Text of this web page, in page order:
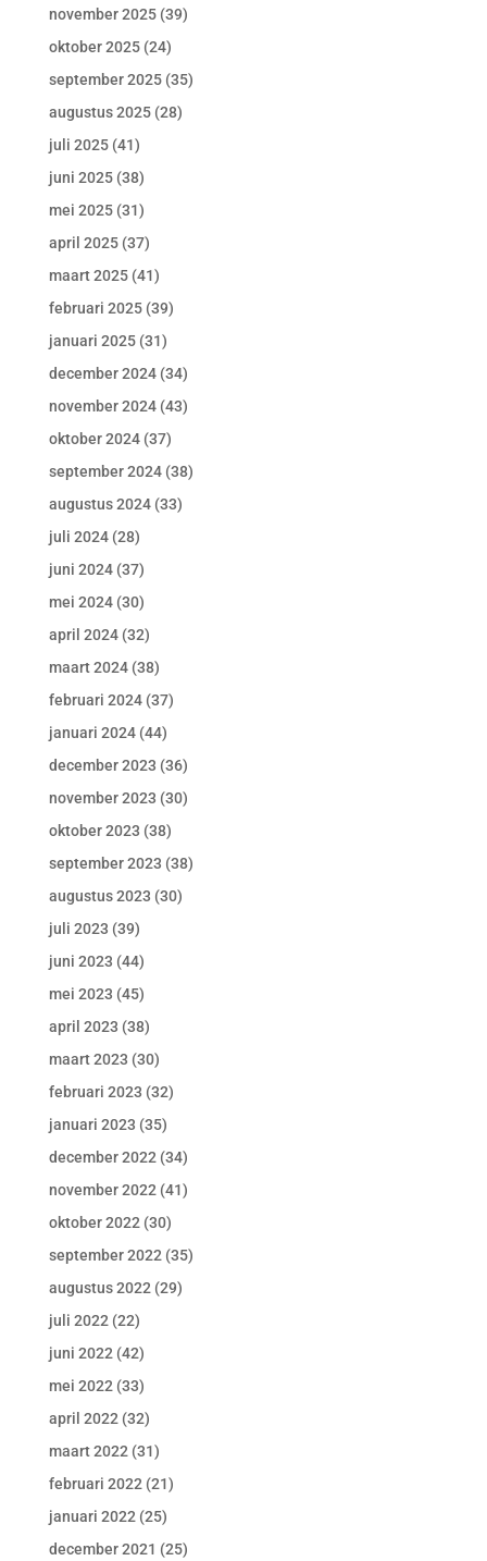
november 2025(39)
oktober 2025(24)
september 2025(35)
augustus 2025(28)
juli 2025(41)
juni 2025(38)
mei 2025(31)
april 2025(37)
maart 2025(41)
februari 2025(39)
januari 2025(31)
december 2024(34)
november 2024(43)
oktober 2024(37)
september 2024(38)
augustus 2024(33)
juli 2024(28)
juni 2024(37)
mei 2024(30)
april 2024(32)
maart 2024(38)
februari 2024(37)
januari 2024(44)
december 2023 (36)
november 2023 (30)
oktober 2023 (38)
september 2023 (38)
augustus 2023 (30)
juli 2023 (39)
juni 2023 (44)
mei 2023 (45)
april 2023 (38)
maart 2023 (30)
februari 2023 (32)
januari 2023 (35)
december 2022 (34)
november 2022 (41)
oktober 2022 (30)
september 2022 (35)
augustus 2022 (29)
juli 2022 (22)
juni 2022 (42)
mei 2022 (33)
april 2022 (32)
maart 2022 (31)
februari 2022 (21)
januari 2022 (25)
december 2021 (25)